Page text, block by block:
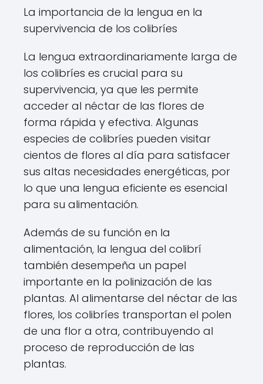
La importancia de la lengua en la
supervivencia de los colibríes
La lengua extraordinariamente larga de
los colibríes es crucial para su
supervivencia, ya que les permite
acceder al néctar de las flores de
forma rápida y efectiva. Algunas
especies de colibríes pueden visitar
cientos de flores al día para satisfacer
sus altas necesidades energéticas, por
lo que una lengua eficiente es esencial
para su alimentación.
Además de su función en la
alimentación, la lengua del colibrí
también desempeña un papel
importante en la polinización de las
plantas. Al alimentarse del néctar de las
flores, los colibríes transportan el polen
de una flor a otra, contribuyendo al
proceso de reproducción de las
plantas.